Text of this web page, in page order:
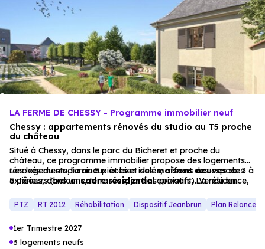
LA FERME DE CHESSY - Programme immobilier neuf
Chessy : appartements rénovés du studio au T5 proche
du château
Situé à Chessy, dans le parc du Bicheret et proche du
château, ce programme immobilier propose des logements
rénovés du studio au 5 pièces et desmaisonsneuvesde 3 à
5 pièces, dans uncadre résidentielapaisant. La résidence,
environnement harmonieux.
Les logements, lumineux et bien isolés, offrent des espaces
extérieurs (balcons, terrasses, jardins privatifs). Vendu en
investissement locatif, dans un environnement résidentiel
apaisant.
PTZ RT 2012 Réhabilitation Dispositif Jeanbrun Plan Relance
1er Trimestre 2027
3 logements neufs